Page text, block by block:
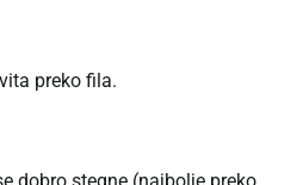
preko fila.
dobro stegne (najbolje preko